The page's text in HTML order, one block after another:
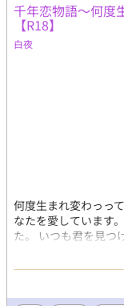
千年恋物語～何度
【R18】
白夜
何度生まれ変わっっ
なたを愛しています
た。 いつも君を見つ
生まれ変わっても必
運命と繰り返される
千年続く恋の物語。